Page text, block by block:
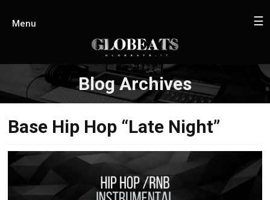
Menu ☰
Blog Archives
Base Hip Hop “Late Night”